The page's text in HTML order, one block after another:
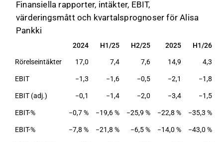
Finansiella rapporter, intäkter, EBIT,
värderingsmått och kvartalsprognoser för Alisa
Pankki
2024 H1/25 H2/25 2025 H1/26
2024 H1/25 H2/25 2025 H1/26
Rörelseintäkter 17,0 7,4 7,6 14,9 4,3
EBIT −1,3 −1,6 −0,5 −2,1 −1,8
EBIT (adj.) −0,1 −1,4 −2,0 −3,4 −1,5
EBIT-% −0,7 % −19,6 % −25,9 % −22,8 % −35,3 %
EBIT-% −7,8 % −21,8 % −6,5 % −14,0 % −43,0 %